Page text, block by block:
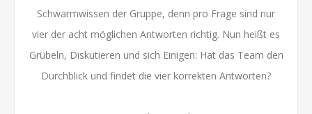
Schwarmwissen der Gruppe, denn pro Frage sind nur
vier der acht möglichen Antworten richtig. Nun heißt es
Grübeln, Diskutieren und sich Einigen: Hat das Team den
Durchblick und findet die vier korrekten Antworten?